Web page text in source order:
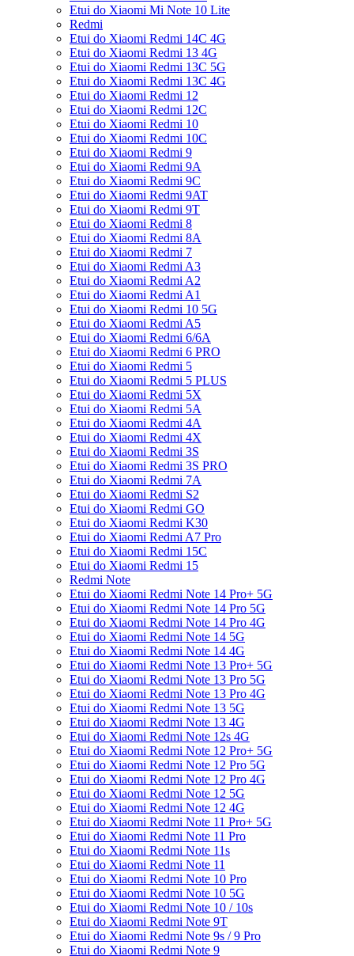
Etui do Xiaomi Mi Note 10 Lite
Redmi
Etui do Xiaomi Redmi 14C 4G
Etui do Xiaomi Redmi 13 4G
Etui do Xiaomi Redmi 13C 5G
Etui do Xiaomi Redmi 13C 4G
Etui do Xiaomi Redmi 12
Etui do Xiaomi Redmi 12C
Etui do Xiaomi Redmi 10
Etui do Xiaomi Redmi 10C
Etui do Xiaomi Redmi 9
Etui do Xiaomi Redmi 9A
Etui do Xiaomi Redmi 9C
Etui do Xiaomi Redmi 9AT
Etui do Xiaomi Redmi 9T
Etui do Xiaomi Redmi 8
Etui do Xiaomi Redmi 8A
Etui do Xiaomi Redmi 7
Etui do Xiaomi Redmi A3
Etui do Xiaomi Redmi A2
Etui do Xiaomi Redmi A1
Etui do Xiaomi Redmi 10 5G
Etui do Xiaomi Redmi A5
Etui do Xiaomi Redmi 6/6A
Etui do Xiaomi Redmi 6 PRO
Etui do Xiaomi Redmi 5
Etui do Xiaomi Redmi 5 PLUS
Etui do Xiaomi Redmi 5X
Etui do Xiaomi Redmi 5A
Etui do Xiaomi Redmi 4A
Etui do Xiaomi Redmi 4X
Etui do Xiaomi Redmi 3S
Etui do Xiaomi Redmi 3S PRO
Etui do Xiaomi Redmi 7A
Etui do Xiaomi Redmi S2
Etui do Xiaomi Redmi GO
Etui do Xiaomi Redmi K30
Etui do Xiaomi Redmi A7 Pro
Etui do Xiaomi Redmi 15C
Etui do Xiaomi Redmi 15
Redmi Note
Etui do Xiaomi Redmi Note 14 Pro+ 5G
Etui do Xiaomi Redmi Note 14 Pro 5G
Etui do Xiaomi Redmi Note 14 Pro 4G
Etui do Xiaomi Redmi Note 14 5G
Etui do Xiaomi Redmi Note 14 4G
Etui do Xiaomi Redmi Note 13 Pro+ 5G
Etui do Xiaomi Redmi Note 13 Pro 5G
Etui do Xiaomi Redmi Note 13 Pro 4G
Etui do Xiaomi Redmi Note 13 5G
Etui do Xiaomi Redmi Note 13 4G
Etui do Xiaomi Redmi Note 12s 4G
Etui do Xiaomi Redmi Note 12 Pro+ 5G
Etui do Xiaomi Redmi Note 12 Pro 5G
Etui do Xiaomi Redmi Note 12 Pro 4G
Etui do Xiaomi Redmi Note 12 5G
Etui do Xiaomi Redmi Note 12 4G
Etui do Xiaomi Redmi Note 11 Pro+ 5G
Etui do Xiaomi Redmi Note 11 Pro
Etui do Xiaomi Redmi Note 11s
Etui do Xiaomi Redmi Note 11
Etui do Xiaomi Redmi Note 10 Pro
Etui do Xiaomi Redmi Note 10 5G
Etui do Xiaomi Redmi Note 10 / 10s
Etui do Xiaomi Redmi Note 9T
Etui do Xiaomi Redmi Note 9s / 9 Pro
Etui do Xiaomi Redmi Note 9